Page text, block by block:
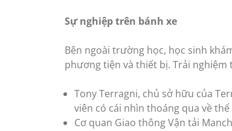
Sự nghiệp trên bánh xe
Bên ngoài trường học, học sinh
phương tiện và thiết bị. Trải
Tony Terragni, chủ sở hữu của
viên có cái nhìn thoáng qua về
Cơ quan Giao thông Vận tải